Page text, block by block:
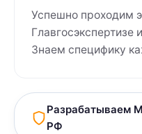
Успешно проходим
Главгосэкспертизе
Знаем специфику
Разрабатываем
РФ